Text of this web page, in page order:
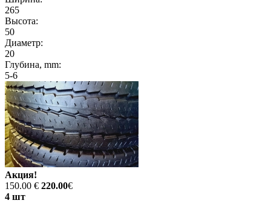
265
Высота:
50
Диаметр:
20
Глубина, mm:
5-6
Акция!
150.00 € 220.00€
4 шт